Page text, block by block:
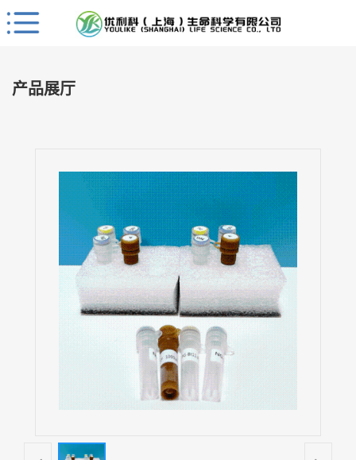
Close
首
产品展厅